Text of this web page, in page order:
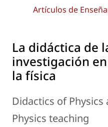
Artículos de
La didáctica de
investigación
la física
Didactics of Physics
Physics teaching